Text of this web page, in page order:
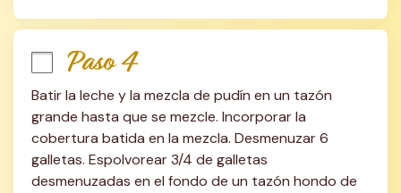
Paso 4
Batir la leche y la mezcla de pudín en un tazón
grande hasta que se mezcle. Incorporar la
cobertura batida en la mezcla. Desmenuzar 6
galletas. Espolvorear 3/4 de galletas
desmenuzadas en el fondo de un tazón hondo de